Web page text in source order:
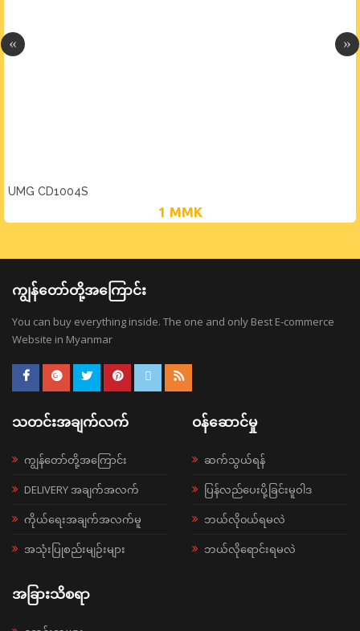
UMG CD1004S
1 MMK
ကျွန်တော်တို့အကြောင်း
You can buy everything inside. The one and only Best E-commerce
Website in Myanmar
သတင်းအချက်လက်
ကျွန်တော်တို့အကြောင်း
DELIVERY အချက်အလက်
ကိုယ်ရေးအချက်အလက်မူ
အသုံးပြုစည်းမျဉ်းများ
ဝန်ဆောင်မှု
ဆက်သွယ်ရန်
ပြန်လည်ပေးပို့ခြင်းမူဝါဒ
ဘယ်လို၀ယ်ရမလဲ
ဘယ်လိုရောင်းရမလဲ
အခြားသိစရာ